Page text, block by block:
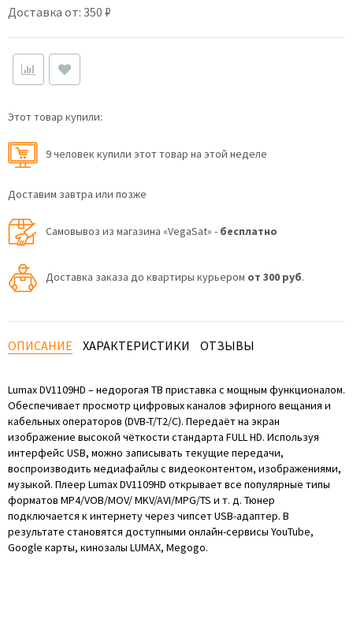
Доставка от: 350 ₽
Этот товар купили:
9 человек купили этот товар на этой неделе
Доставим завтра или позже
Самовывоз из магазина «VegaSat» - бесплатно
Доставка заказа до квартиры курьером от 300 руб.
ОПИСАНИЕ ХАРАКТЕРИСТИКИ ОТЗЫВЫ
Lumax DV1109HD – недорогая ТВ приставка с мощным функционалом.
Обеспечивает просмотр цифровых каналов эфирного вещания и
кабельных операторов (DVB-T/T2/C). Передаёт на экран
изображение высокой чёткости стандарта FULL HD. Используя
интерфейс USB, можно записывать текущие передачи,
воспроизводить медиафайлы с видеоконтентом, изображениями,
музыкой. Плеер Lumax DV1109HD открывает все популярные типы
форматов MP4/VOB/MOV/ MKV/AVI/MPG/TS и т. д. Тюнер
подключается к интернету через чипсет USB-адаптер. В
результате становятся доступными онлайн-сервисы YouTube,
Google карты, кинозалы LUMAX, Megogo.